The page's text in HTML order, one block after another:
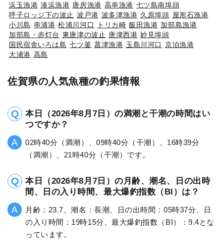
浜玉漁港 湊浜漁港 唐房漁港 高串漁港 七ツ島南埠頭
呼子ロッジ下の波止 波戸港 波多津漁港 久原埠頭 屋形石漁港
小川島 串浦港 松浦川河口 トリカ崎 飯田漁港 加部島漁港
加部島・赤灯台 東唐津の波止 唐津西港 妙見埠頭
国民宿舎いろは島 七ツ釜 菖津漁港 玉島川河口 京泊漁港
大浦港 高島
佐賀県の人気魚種の釣果情報
本日（2026年8月7日）の満潮と干潮の時間はい
つですか？
02時40分（満潮）、09時40分（干潮）、16時39分
（満潮）、21時40分（干潮）です。
本日（2026年8月7日）の月齢、潮名、日の出時
間、日の入り時間、最大爆釣指数（BI）は？
月齢：23.7、潮名：長潮、日の出時間：05時37分、日
の入り時間：19時15分、最大爆釣指数（BI）：9.4とな
っています。